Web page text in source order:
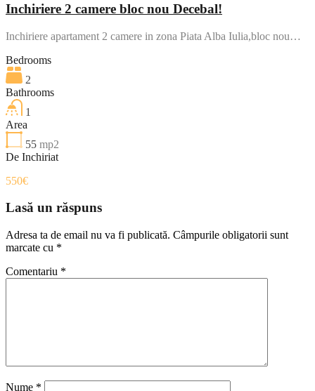
Inchiriere 2 camere bloc nou Decebal!
Inchiriere apartament 2 camere in zona Piata Alba Iulia,bloc nou…
Bedrooms
2
Bathrooms
1
Area
55 mp2
De Inchiriat
550€
Lasă un răspuns
Adresa ta de email nu va fi publicată. Câmpurile obligatorii sunt
marcate cu *
Comentariu *
Nume *